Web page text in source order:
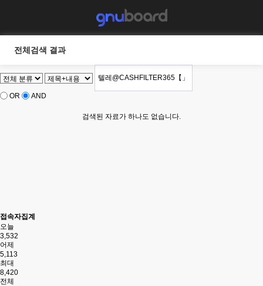
전체검색 결과
OR AND
검색된 자료가 하나도 없습니다.
접속자집계
오늘
3,532
어제
5,113
최대
8,420
전체